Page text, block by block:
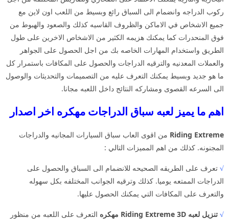
ركوب الدراجه وانضمام الى السباق رائع وبسيط من اللعب اون لاين مع
جميع الاشخاص في الاماكن والظروف القاسيه كذلك والصعود والهبوط من
فوق المنحدرات كما يمكنك هزيمه الكثير من الاشخاص الاخرين على طول
الطريق واستخدام المهارات الخاصه بك من اجل الحصول على الجواهر
والعملات المعدنيه والترقيه الدراجات والحصول على المكافات باستمرار كل
ما هو جديد وبسيط يمكنك التعرف عليه من التصميمات والتحديثات والوصول
الى السرعه القصوى ومشاركه النتائج داخل اللعبه مجانا.
اهم ما يميز لعبه سباق الدراجات مهكره اخر اصدار
Riding Extreme من اقوى العاب سباق السيارات المجانيه والدراجات
المجنونه. كذلك من اهم المميزات التالي :
√ تعرف على الطريقه الصحيحه للانضمام الى السباق والحصول على
الدراجات الممتعه يوميا. كذلك وترقيه الجوانب المختلفه بكل سهوله
والتعرف على المكافات التي يمكنك الحصول عليها.
√ تنزيل لعبه Riding Extreme 3D مهكره
التعرف على اللعبه من منظور